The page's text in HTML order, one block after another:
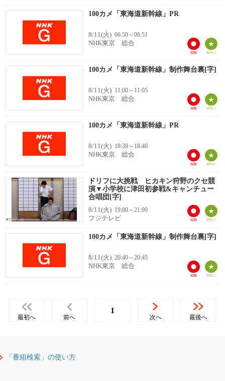
100カメ「東海道新幹線」PR
8/11(火) 06:50～06:51
NHK東京 総合
100カメ「東海道新幹線」制作舞台裏[字]
8/11(火) 11:00～11:05
NHK東京 総合
100カメ「東海道新幹線」PR
8/11(火) 18:39～18:40
NHK東京 総合
ドリフに大挑戦 ヒカキン狩野のクセ競
演▼小学校に津田初参戦&キャンチュー
合唱団[字]
8/11(火) 19:00～21:00
フジテレビ
100カメ「東海道新幹線」制作舞台裏[字]
8/11(火) 20:40～20:45
NHK東京 総合
最初へ 前へ
1
次へ 最後へ
「番組検索」の使い方